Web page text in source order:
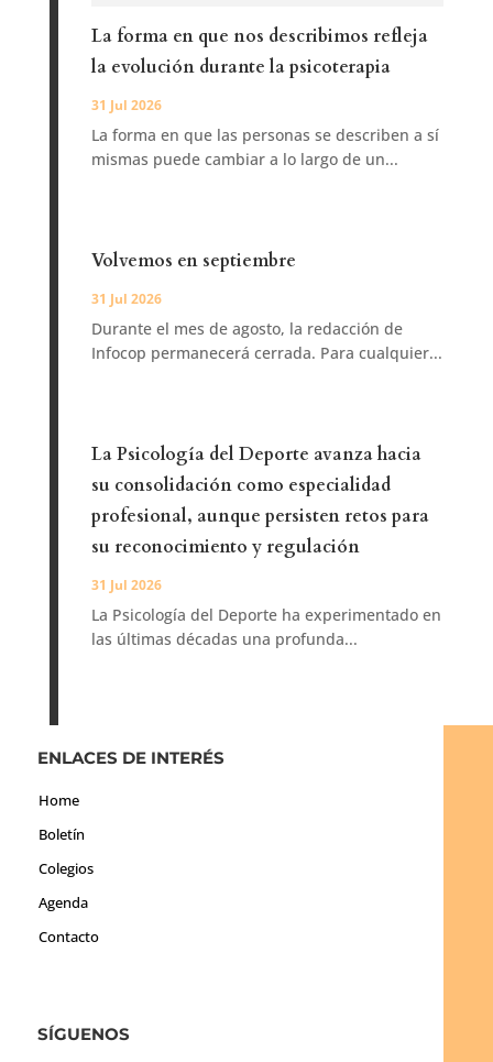
La forma en que nos describimos refleja
la evolución durante la psicoterapia
31 Jul 2026
La forma en que las personas se describen a sí
mismas puede cambiar a lo largo de un...
Volvemos en septiembre
31 Jul 2026
Durante el mes de agosto, la redacción de
Infocop permanecerá cerrada. Para cualquier...
La Psicología del Deporte avanza hacia
su consolidación como especialidad
profesional, aunque persisten retos para
su reconocimiento y regulación
31 Jul 2026
La Psicología del Deporte ha experimentado en
las últimas décadas una profunda...
ENLACES DE INTERÉS
Home
Boletín
Colegios
Agenda
Contacto
SÍGUENOS